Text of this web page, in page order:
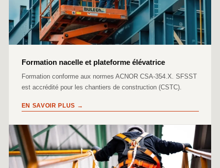
Formation nacelle et plateforme élévatrice
Formation conforme aux normes ACNOR CSA-354.X. SFSST
est accrédité pour les chantiers de construction (CSTC).
EN SAVOIR PLUS →